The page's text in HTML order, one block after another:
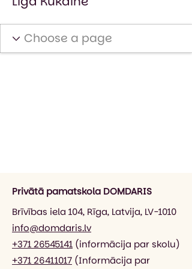
Privātā pamatskola DOMDARIS
Brīvības iela 104, Rīga, Latvija, LV-1010
info@domdaris.lv
+371 26545141 (informācija par skolu)
+371 26411017 (Informācija par